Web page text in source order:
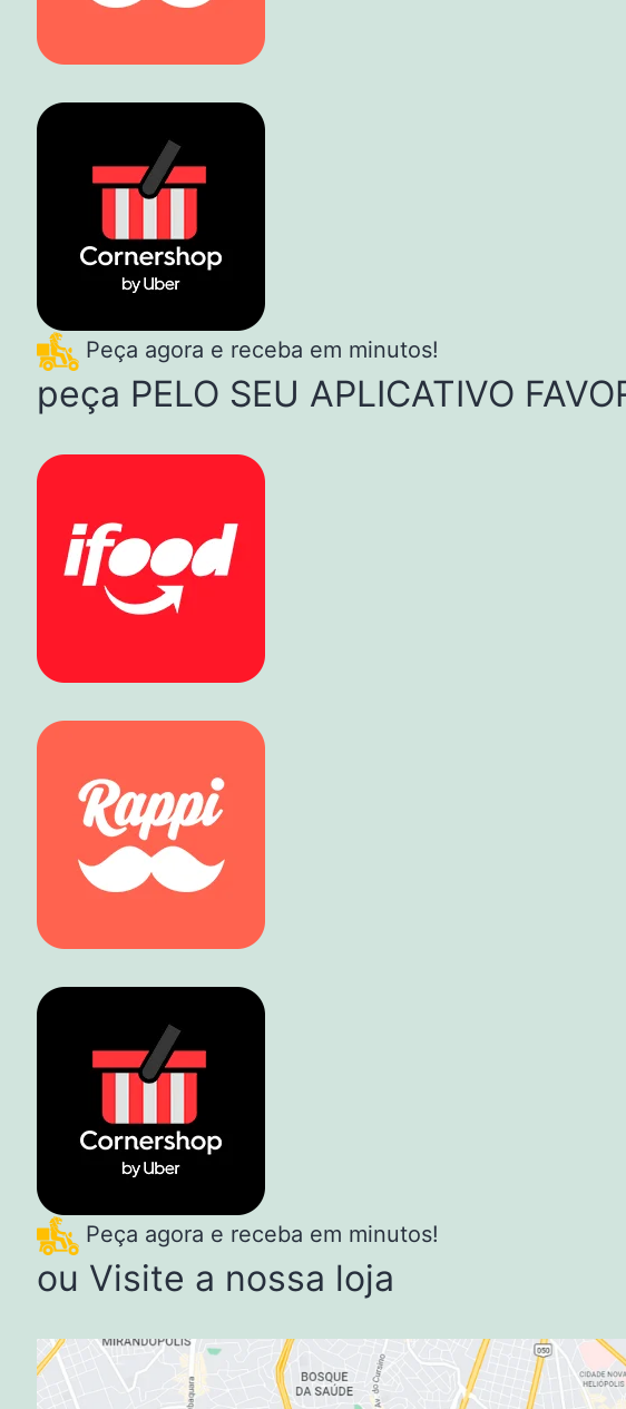
Peça agora e receba em minutos!
peça PELO SEU APLICATIVO
Peça agora e receba em minutos!
ou Visite a nossa loja